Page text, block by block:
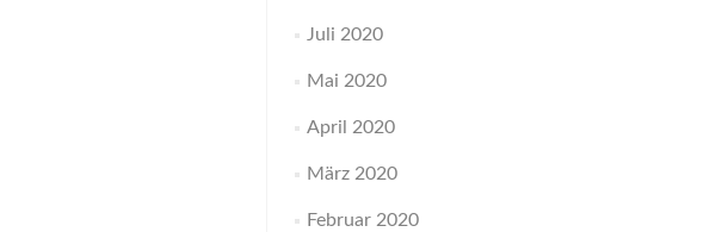
Juli 2020
Mai 2020
April 2020
März 2020
Februar 2020